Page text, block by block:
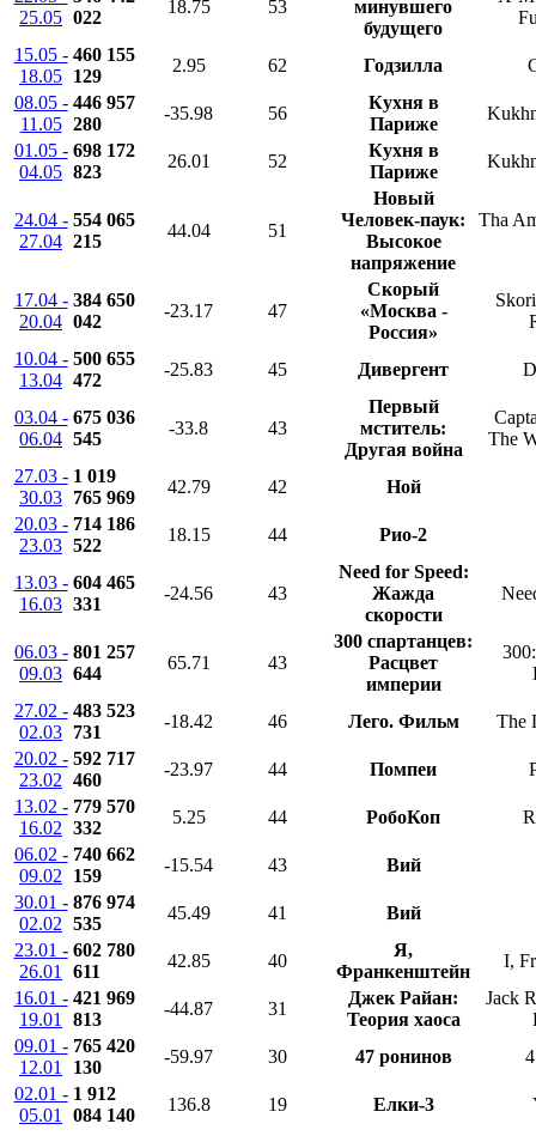
25.05 022
18.75 53
минувшего
будущего
15.05 -
18.05
460 155
129
2.95 62 Годзилла
08.05 -
11.05
446 957
280
-35.98 56
Кухня в
Париже
01.05 -
04.05
698 172
823
26.01 52
Кухня в
Париже
24.04 -
27.04
554 065
215
44.04 51
Новый
Человек-паук:
Высокое
напряжение
Tha
17.04 -
20.04
384 650
042
-23.17 47
Скорый
«Москва -
Россия»
10.04 -
13.04
500 655
472
-25.83 45 Дивергент
03.04 -
06.04
675 036
545
-33.8 43
Первый
мститель:
Другая война
The
27.03 -
30.03
1 019
765 969
42.79 42
Ной
20.03 -
23.03
714 186
522
18.15 44 Рио-2
13.03 -
16.03
604 465
331
-24.56 43
Need for Speed:
Жажда
скорости
06.03 -
09.03
801 257
644
65.71 43
300 спартанцев:
Расцвет
империи
27.02 -
02.03
483 523
731
-18.42 46 Лего. Фильм
The
20.02 -
23.02
592 717
460
-23.97 44 Помпеи
13.02 -
16.02
779 570
332
5.25 44 РобоКоп
06.02 -
09.02
740 662
159
-15.54 43
Вий
30.01 -
02.02
876 974
535
45.49 41
Вий
23.01 -
26.01
602 780
611
42.85 40
Я,
Франкенштейн
I,
16.01 -
19.01
421 969
813
-44.87 31
Джек Райан:
Теория хаоса
Jack
09.01 -
12.01
765 420
130
-59.97 30 47 ронинов
02.01 -
05.01
1 912
084 140
136.8 19 Елки-3